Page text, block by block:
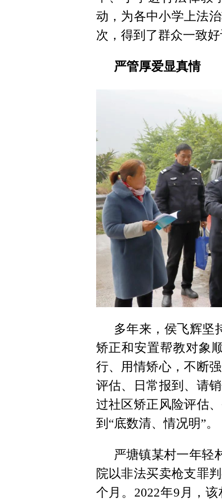
动，为各中小学上法
次，得到了群众一致
严管厚爱显真情
多年来，侯飞辉坚
矫正和安置帮教对象
行、用情矫心，不断
评估、日常报到、请
过社区矫正风险评估
到“底数清、情况明”。
严塘镇某村一年轻
院以非法买卖枪支罪
个月。2022年9月，